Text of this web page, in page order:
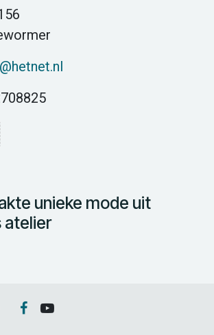
unieke mode uit
atelier